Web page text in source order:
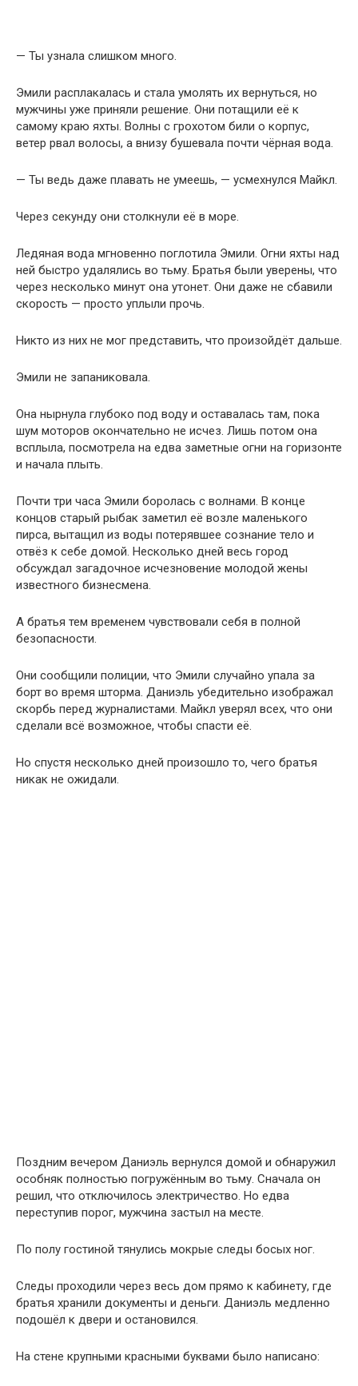
— Ты узнала слишком много.
Эмили расплакалась и стала умолять их вернуться, но
мужчины уже приняли решение. Они потащили её к
самому краю яхты. Волны с грохотом били о корпус,
ветер рвал волосы, а внизу бушевала почти чёрная вода.
— Ты ведь даже плавать не умеешь, — усмехнулся Майкл.
Через секунду они столкнули её в море.
Ледяная вода мгновенно поглотила Эмили. Огни яхты над
ней быстро удалялись во тьму. Братья были уверены, что
через несколько минут она утонет. Они даже не сбавили
скорость — просто уплыли прочь.
Никто из них не мог представить, что произойдёт дальше.
Эмили не запаниковала.
Она нырнула глубоко под воду и оставалась там, пока
шум моторов окончательно не исчез. Лишь потом она
всплыла, посмотрела на едва заметные огни на горизонте
и начала плыть.
Почти три часа Эмили боролась с волнами. В конце
концов старый рыбак заметил её возле маленького
пирса, вытащил из воды потерявшее сознание тело и
отвёз к себе домой. Несколько дней весь город
обсуждал загадочное исчезновение молодой жены
известного бизнесмена.
А братья тем временем чувствовали себя в полной
безопасности.
Они сообщили полиции, что Эмили случайно упала за
борт во время шторма. Даниэль убедительно изображал
скорбь перед журналистами. Майкл уверял всех, что они
сделали всё возможное, чтобы спасти её.
Но спустя несколько дней произошло то, чего братья
никак не ожидали.
Поздним вечером Даниэль вернулся домой и обнаружил
особняк полностью погружённым во тьму. Сначала он
решил, что отключилось электричество. Но едва
переступив порог, мужчина застыл на месте.
По полу гостиной тянулись мокрые следы босых ног.
Следы проходили через весь дом прямо к кабинету, где
братья хранили документы и деньги. Даниэль медленно
подошёл к двери и остановился.
На стене крупными красными буквами было написано: